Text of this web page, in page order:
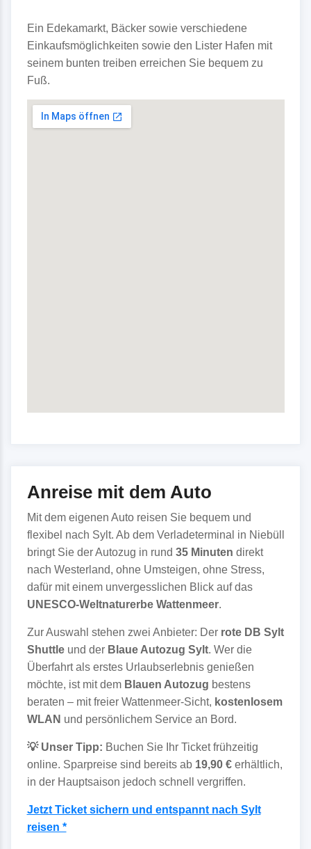
Ein Edekamarkt, Bäcker sowie verschiedene
Einkaufsmöglichkeiten sowie den Lister Hafen mit
seinem bunten treiben erreichen Sie bequem zu
Fuß.
Anreise mit dem Auto
Mit dem eigenen Auto reisen Sie bequem und
flexibel nach Sylt. Ab dem Verladeterminal in Niebüll
bringt Sie der Autozug in rund 35 Minuten direkt
nach Westerland, ohne Umsteigen, ohne Stress,
dafür mit einem unvergesslichen Blick auf das
UNESCO-Weltnaturerbe Wattenmeer.
Zur Auswahl stehen zwei Anbieter: Der rote DB Sylt
Shuttleund der Blaue Autozug Sylt. Wer die
Überfahrt als erstes Urlaubserlebnis genießen
möchte, ist mit dem Blauen Autozug bestens
beraten – mit freier Wattenmeer-Sicht, kostenlosem
WLAN und persönlichem Service an Bord.
💡 Unser Tipp: Buchen Sie Ihr Ticket frühzeitig
online. Sparpreise sind bereits ab 19,90 €erhältlich,
in der Hauptsaison jedoch schnell vergriffen.
Jetzt Ticket sichern und entspannt nach Sylt
reisen *